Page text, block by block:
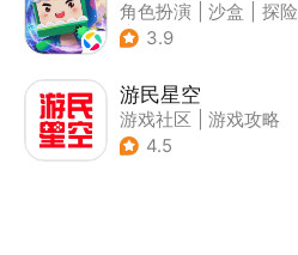
角色扮演 沙盒
探险
| 我的世界
3.9
游民星空
游戏社区
游戏攻略
4.5